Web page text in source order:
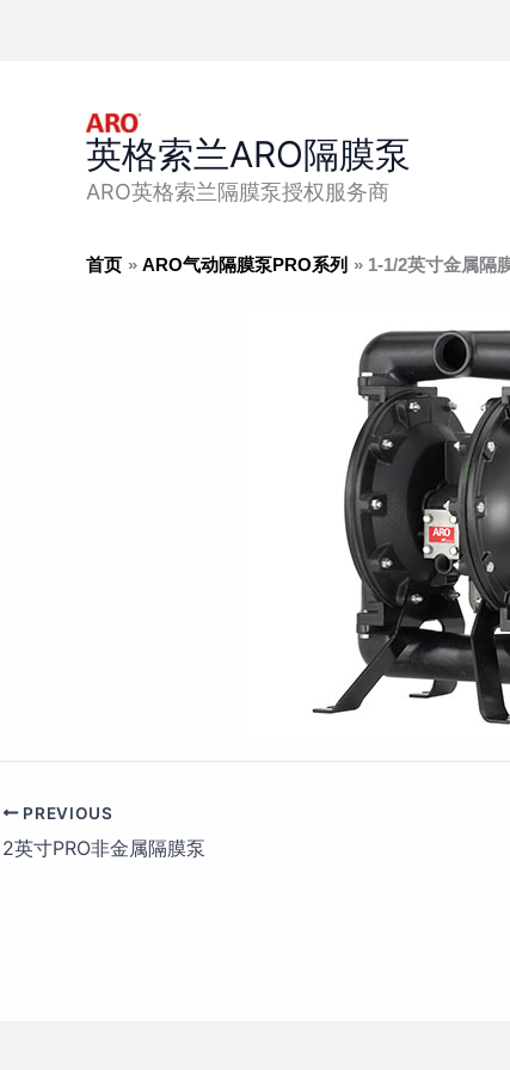
英格索兰ARO隔膜泵
ARO英格索兰隔膜泵授权服务商
首页 ARO气动隔膜泵PRO系列 1-1/2英寸金属隔
PREVIOUS
2英寸PRO非金属隔膜泵